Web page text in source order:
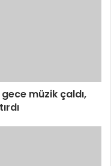
müzik çaldı,